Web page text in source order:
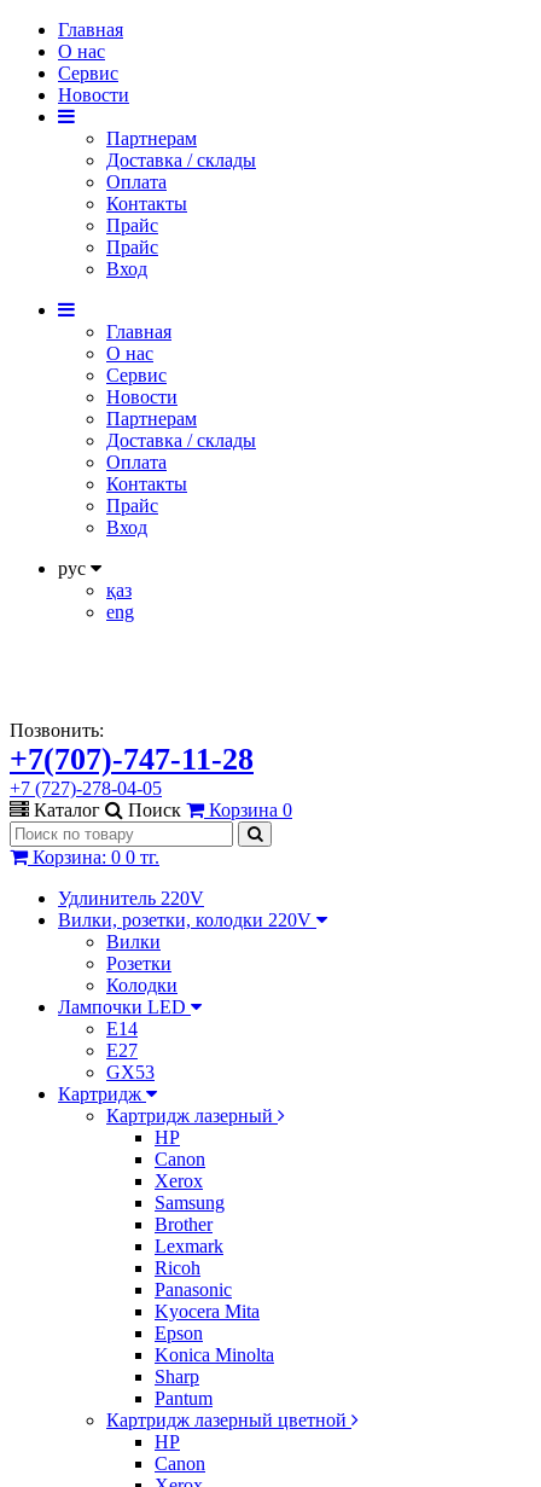
Главная
О нас
Сервис
Новости
Партнерам
Доставка / склады
Оплата
Контакты
Прайс
Прaйс
Вход
Главная
О нас
Сервис
Новости
Партнерам
Доставка / склады
Оплата
Контакты
Прайс
Вход
рус
қаз
eng
Позвонить:
+7(707)-747-11-28
+7 (727)-278-04-05
Каталог
Поиск Корзина 0
Корзина: 0 0 тг.
Удлинитель 220V
Вилки, розетки, колодки 220V
Вилки
Розетки
Колодки
Лампочки LED
E14
E27
GX53
Картридж
Картридж лазерный
HP
Canon
Xerox
Samsung
Brother
Lexmark
Ricoh
Panasonic
Kyocera Mita
Epson
Konica Minolta
Sharp
Pantum
Картридж лазерный цветной
HP
Canon